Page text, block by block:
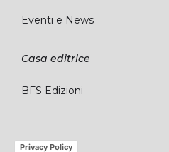
Eventi e News
Casa editrice
BFS Edizioni
Privacy Policy